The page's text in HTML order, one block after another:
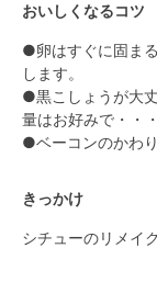
おいしくなるコツ
●卵はすぐに固ま
します。
●黒こしょうが大
量はお好みで・・・
●ベーコンのかわ
きっかけ
シチューのリメイ